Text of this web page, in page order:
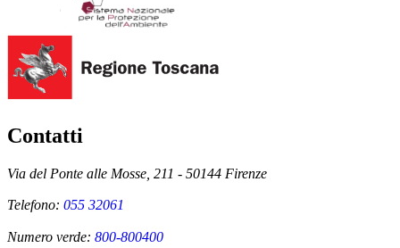
Contatti
Via del Ponte alle Mosse, 211 - 50144 Firenze
Telefono: 055 32061
Numero verde: 800-800400